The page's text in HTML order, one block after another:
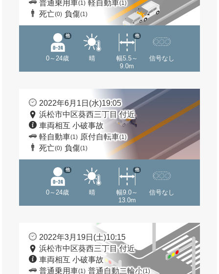
普通乗用車(1) 軽自動車(1)
死亡(0) 負傷(1)
0～24歳
他
晴
幅5.5～
9.0m
他
信号なし
2022年6月1日(水)19:05
浜松市中区葵西三丁目 付近
車両相互 小破事故
軽自動車(1) 原付自転車(1)
死亡(0) 負傷(1)
0～24歳
他
晴
幅9.0～
13.0m
他
信号なし
2022年3月19日(土)10:15
浜松市中区葵西三丁目 付近
車両相互 小破事故
普通乗用車(1) 普通自動二輪小(1)